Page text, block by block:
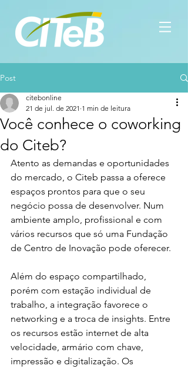
Post
Você conhece o coworking
do Citeb?
citebonline
21 de jul. de 2021 1 min de leitura
Atento as demandas e oportunidades
do mercado, o Citeb passa a oferece
espaços prontos para que o seu
negócio possa de desenvolver. Num
ambiente amplo, profissional e com
vários recursos que só uma Fundação
de Centro de Inovação pode oferecer.
Além do espaço compartilhado,
porém com estação individual de
trabalho, a integração favorece o
networking e a troca de insights. Entre
os recursos estão internet de alta
velocidade, armário com chave,
impressão e digitalização. Os